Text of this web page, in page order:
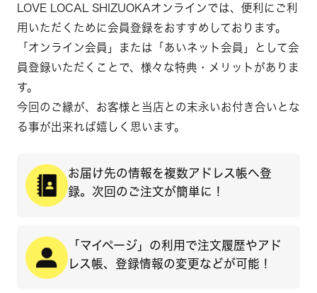
LOVE LOCAL SHIZUOKAオンラインでは、便利にご利
用いただくために会員登録をおすすめしております。
「オンライン会員」または「あいネット会員」として会
員登録いただくことで、様々な特典・メリットがありま
す。
今回のご縁が、お客様と当店との末永いお付き合いとな
る事が出来れば嬉しく思います。
お届け先の情報を複数アドレス帳へ登
録。 次回のご注文が簡単に！
「マイページ」の利用で注文履歴やアド
レス帳、 登録情報の変更などが可能！